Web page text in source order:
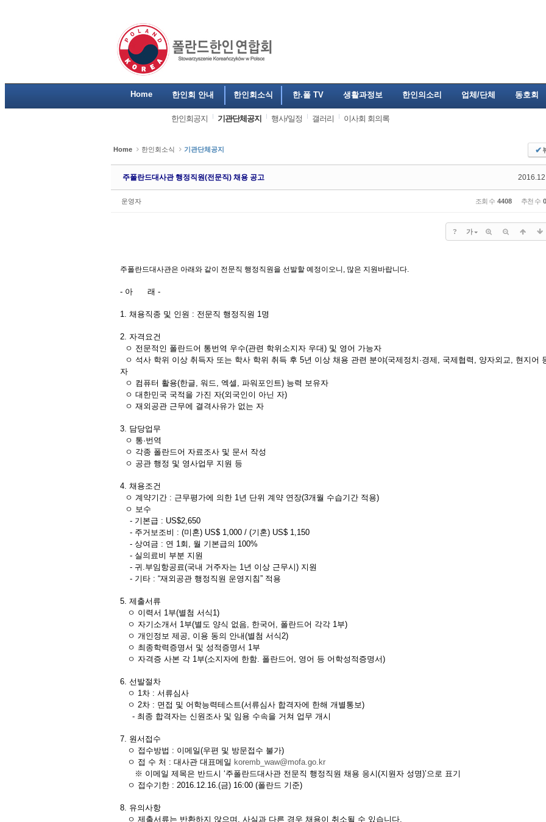
Home 한인회 안내 한인회소식 한.폴 TV 생활과정보 한인의소리 업체/단체 동호회
한인회공지 기관단체공지 행사/일정 갤러리 이사회 회의록
Home 한인회소식 기관단체공지 ✔
주폴란드대사관 행정직원(전문직) 채용 공고
운영자 조회 수 4408 추천 수 0
? 가
주폴란드대사관은 아래와 같이 전문직 행정직원을 선발할 예정이오니, 많은 지원바랍니다.
- 아 래 -
1. 채용직종 및 인원 : 전문직 행정직원 1명
2. 자격요건
ㅇ 전문적인 폴란드어 통번역 우수(관련 학위소지자 우대) 및 영어 가능자
ㅇ 석사 학위 이상 취득자 또는 학사 학위 취득 후 5년 이상 채용 관련 분야(국제정치·경제, 국제협력, 양자외교, 현지어
자
ㅇ 컴퓨터 활용(한글, 워드, 엑셀, 파워포인트) 능력 보유자
ㅇ 대한민국 국적을 가진 자(외국인이 아닌 자)
ㅇ 재외공관 근무에 결격사유가 없는 자
3. 담당업무
ㅇ 통·번역
ㅇ 각종 폴란드어 자료조사 및 문서 작성
ㅇ 공관 행정 및 영사업무 지원 등
4. 채용조건
ㅇ 계약기간 : 근무평가에 의한 1년 단위 계약 연장(3개월 수습기간 적용)
ㅇ 보수
- 기본급 : US$2,650
- 주거보조비 : (미혼) US$ 1,000 / (기혼) US$ 1,150
- 상여금 : 연 1회, 월 기본급의 100%
- 실의료비 부분 지원
- 귀.부임항공료(국내 거주자는 1년 이상 근무시) 지원
- 기타 : “재외공관 행정직원 운영지침” 적용
5. 제출서류
ㅇ 이력서 1부(별첨 서식1)
ㅇ 자기소개서 1부(별도 양식 없음, 한국어, 폴란드어 각각 1부)
ㅇ 개인정보 제공, 이용 동의 안내(별첨 서식2)
ㅇ 최종학력증명서 및 성적증명서 1부
ㅇ 자격증 사본 각 1부(소지자에 한함. 폴란드어, 영어 등 어학성적증명서)
6. 선발절차
ㅇ 1차 : 서류심사
ㅇ 2차 : 면접 및 어학능력테스트(서류심사 합격자에 한해 개별통보)
- 최종 합격자는 신원조사 및 임용 수속을 거쳐 업무 개시
7. 원서접수
ㅇ 접수방법 : 이메일(우편 및 방문접수 불가)
ㅇ 접 수 처 : 대사관 대표메일 koremb_waw@mofa.go.kr
※ 이메일 제목은 반드시 ‘주폴란드대사관 전문직 행정직원 채용 응시(지원자 성명)’으로 표기
ㅇ 접수기한 : 2016.12.16.(금) 16:00 (폴란드 기준)
8. 유의사항
ㅇ 제출서류는 반환하지 않으며, 사실과 다른 경우 채용이 취소될 수 있습니다.